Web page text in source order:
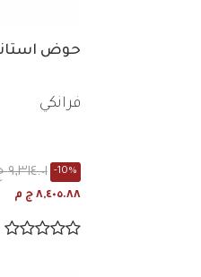
حوض استانلس
فرانكي
٩,٣١٤.٠١ ج م -10%
٨,٤٠٥.٨٨ ج م